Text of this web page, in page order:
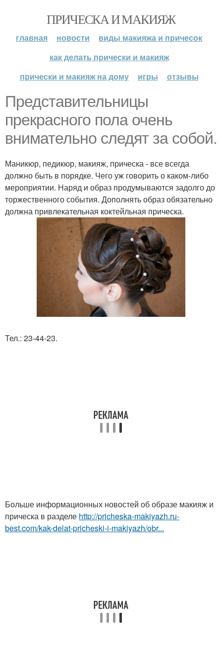
ПРИЧЕСКА И МАКИЯЖ
главная новости
виды макияжа и причесок
как делать прически и макияж
прически и макияж на дому
игры отзывы
Представительницы
прекрасного пола очень
внимательно следят за собой.
Маникюр, педикюр, макияж, прическа - все всегда
должно быть в порядке. Чего уж говорить о каком-либо
мероприятии. Наряд и образ продумываются задолго до
торжественного события. Дополнять образ обязательно
должна привлекательная коктейльная прическа.
Тел.: 23-44-23.
Больше информационных новостей об образе макияж и
прическа в разделе http://pricheska-makiyazh.ru-
best.com/kak-delat-pricheski-i-makiyazh/obr...